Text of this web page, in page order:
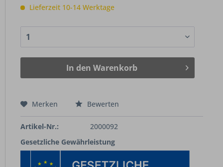
Lieferzeit 10-14 Werktage
In den Warenkorb
Merken Bewerten
Artikel-Nr.:
2000092
Gesetzliche Gewährleistung